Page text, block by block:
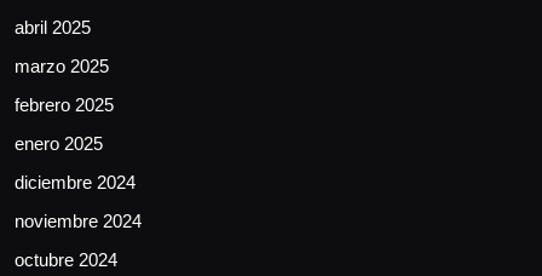
abril 2025
marzo 2025
febrero 2025
enero 2025
diciembre 2024
noviembre 2024
octubre 2024